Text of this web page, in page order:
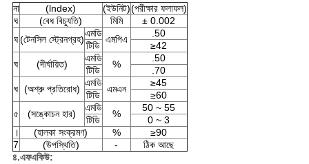
না
(lndex) (ইউনিট)(পরীক্ষার ফলাফল)
ঘ
(বেধ বিচ্যুতি) মিমি
± 0.002
ঘ(টেনসিল স্ট্রেনগ্রহ)
এমডি
এমপিএ
.50
টিডি
≥42
ঘ
(দীর্ঘায়িত)
এমডি
%
.50
টিডি
.70
ঘ (অশ্রু প্রতিরোধ)
এমডি
এমএন
≥45
টিডি
≥60
৫
(সঙ্কোচন হার)
এমডি
%
50 ~ 55
টিডি
0 ~ 3
।
(হালকা সংক্রমণ) %
≥90
7
(উপস্থিতি) -
ঠিক আছে
৪.এফএকিউ: